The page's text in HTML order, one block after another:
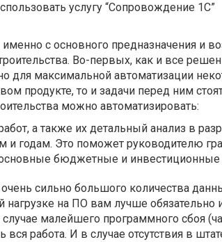
услугу “Сопровождение 1С”
с основного предназначения и
Во-первых, как и все
для максимальной автоматизации
продукте, то и задачи перед ним
можно автоматизировать:
а также их детальный анализ в
и годам. Это поможет руководителю
бюджетные и инвестиционные
сильно большого количества
нагрузке на ПО вам лучше обязательно
малейшего программного сбоя
работа. И в случае отсутствия в